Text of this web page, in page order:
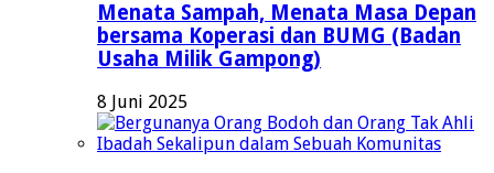
Menata Sampah, Menata Masa Depan
bersama Koperasi dan BUMG (Badan
Usaha Milik Gampong)
8 Juni 2025